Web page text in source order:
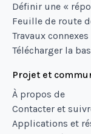
Définir une «
Feuille de route
Travaux connexes
Télécharger la
Projet et
À propos de
Contacter et
Applications et